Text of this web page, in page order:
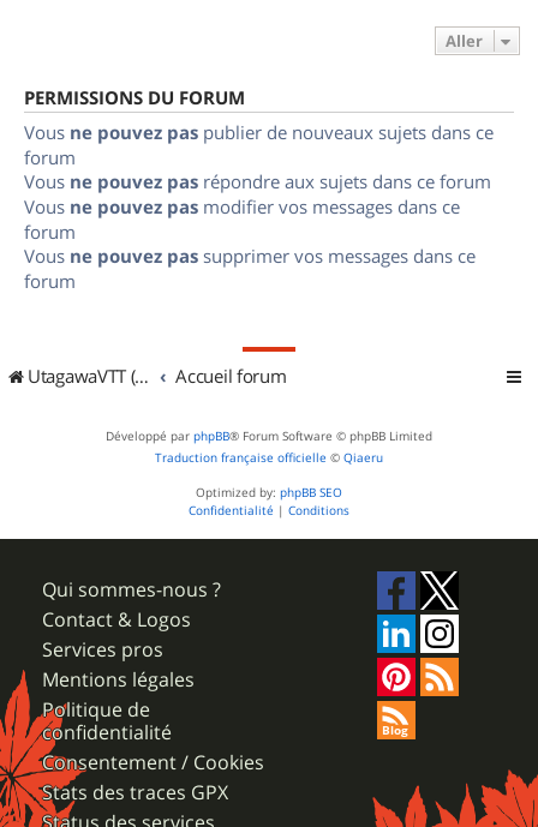
Aller
PERMISSIONS DU FORUM
Vous ne pouvez pas publier de nouveaux sujets dans ce
forum
Vous ne pouvez pas répondre aux sujets dans ce forum
Vous ne pouvez pas modifier vos messages dans ce
forum
Vous ne pouvez pas supprimer vos messages dans ce
forum
UtagawaVTT (Randos VTT et VTTAE avec traces GPS) Accueil forum
Développé par phpBB® Forum Software © phpBB Limited
Traduction française officielle © Qiaeru
Optimized by: phpBB SEO
Confidentialité | Conditions
Qui sommes-nous ?
Contact & Logos
Services pros
Mentions légales
Politique de
confidentialité
Consentement / Cookies
Stats des traces GPX